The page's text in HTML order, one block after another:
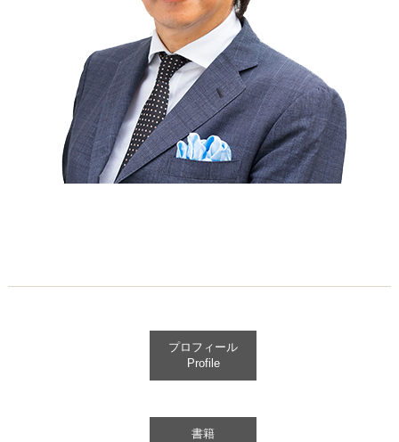
プロフィール
Profile
書籍